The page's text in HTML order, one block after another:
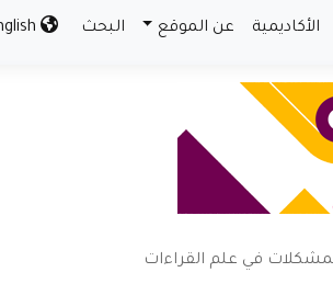
الأكاديمية عن الموقع البحث
في علم القراءات